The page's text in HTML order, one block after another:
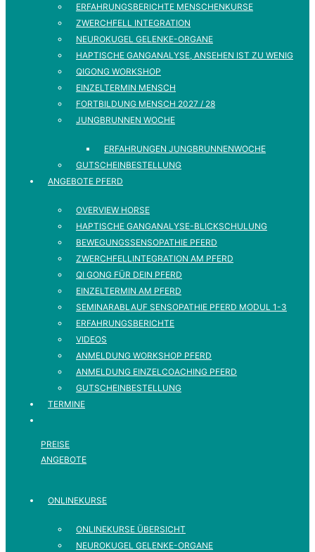
ERFAHRUNGSBERICHTE MENSCHENKURSE
ZWERCHFELL INTEGRATION
NEUROKUGEL GELENKE-ORGANE
HAPTISCHE GANGANALYSE, ANSEHEN IST ZU WENIG
QIGONG WORKSHOP
EINZELTERMIN MENSCH
FORTBILDUNG MENSCH 2027 / 28
JUNGBRUNNEN WOCHE
ERFAHRUNGEN JUNGBRUNNENWOCHE
GUTSCHEINBESTELLUNG
ANGEBOTE PFERD
OVERVIEW HORSE
HAPTISCHE GANGANALYSE-BLICKSCHULUNG
BEWEGUNGSSENSOPATHIE PFERD
ZWERCHFELLINTEGRATION AM PFERD
QI GONG FÜR DEIN PFERD
EINZELTERMIN AM PFERD
SEMINARABLAUF SENSOPATHIE PFERD MODUL 1-3
ERFAHRUNGSBERICHTE
VIDEOS
ANMELDUNG WORKSHOP PFERD
ANMELDUNG EINZELCOACHING PFERD
GUTSCHEINBESTELLUNG
TERMINE
PREISE
ANGEBOTE
ONLINEKURSE
ONLINEKURSE ÜBERSICHT
NEUROKUGEL GELENKE-ORGANE